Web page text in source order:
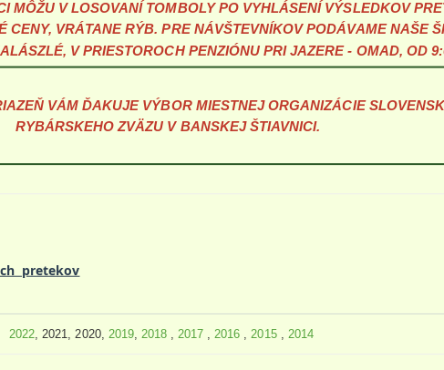
MÔŽU V LOSOVANÍ TOMBOLYPO VYHLÁSENÍ VÝSLEDKOV
CENY, VRÁTANE RÝB. PRE NÁVŠTEVNÍKOV PODÁVAME NAŠE
V PRIESTOROCH PENZIÓNU PRI JAZERE - OMAD, OD
VÁM ĎAKUJE VÝBOR MIESTNEJ ORGANIZÁCIE
RYBÁRSKEHO ZVÄZU V BANSKEJ ŠTIAVNICI.
pretekov
2022, 2021, 2020, 2019,2018 ,2017 ,2016 ,2015, 2014